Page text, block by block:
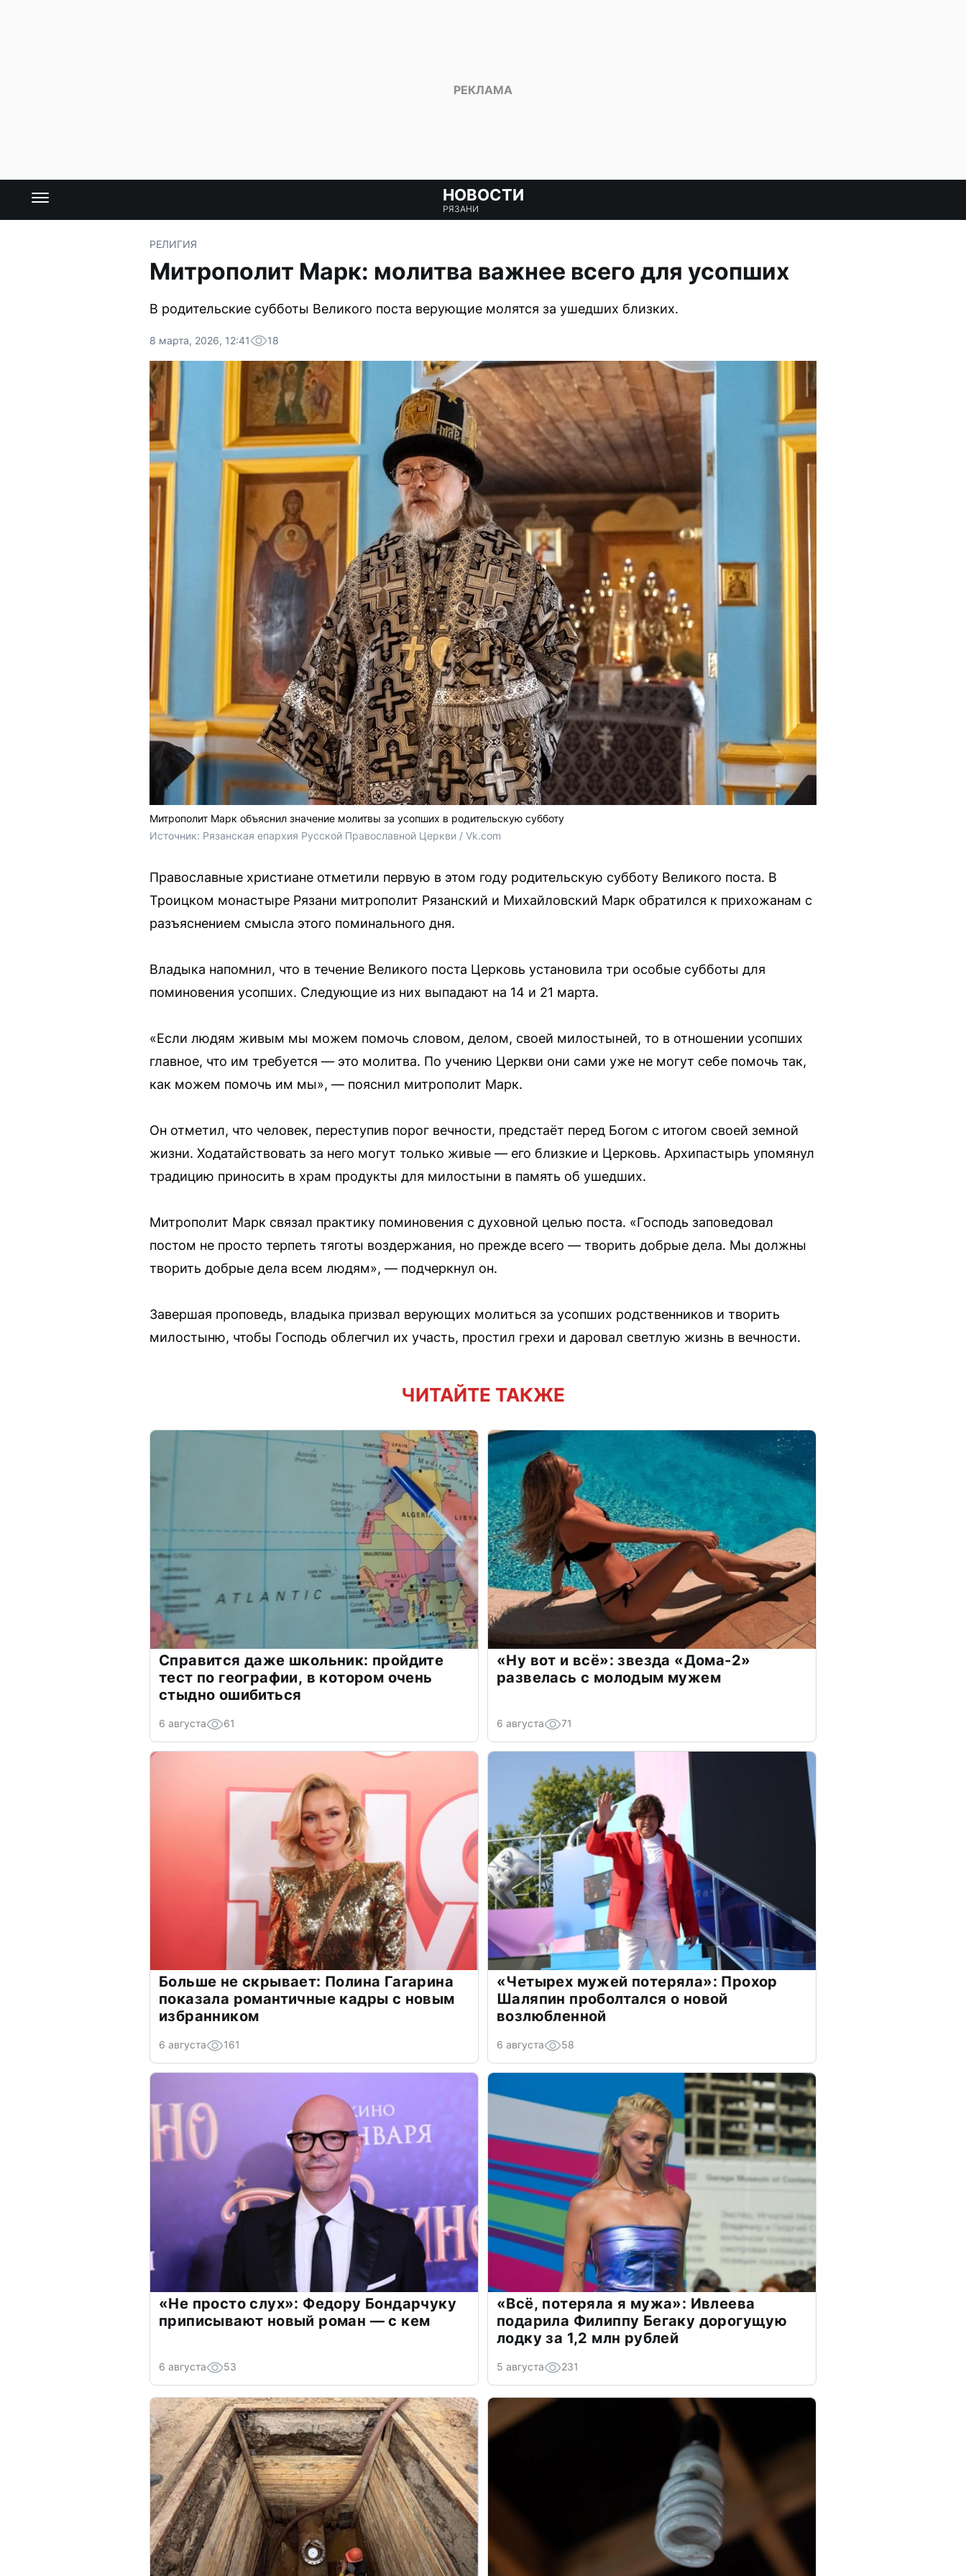
НОВОСТИ
РЯЗАНИ
РЕЛИГИЯ
Митрополит Марк: молитва важнее всего для усопших
В родительские субботы Великого поста верующие молятся за ушедших близких.
8 марта, 2026, 12:41 18
Митрополит Марк объяснил значение молитвы за усопших в родительскую субботу
Источник: Рязанская епархия Русской Православной Церкви / Vk.com
Православные христиане отметили первую в этом году родительскую субботу Великого поста. В
Троицком монастыре Рязани митрополит Рязанский и Михайловский Марк обратился к прихожанам с
разъяснением смысла этого поминального дня.
Владыка напомнил, что в течение Великого поста Церковь установила три особые субботы для
поминовения усопших. Следующие из них выпадают на 14 и 21 марта.
«Если людям живым мы можем помочь словом, делом, своей милостыней, то в отношении усопших
главное, что им требуется — это молитва. По учению Церкви они сами уже не могут себе помочь так,
как можем помочь им мы», — пояснил митрополит Марк.
Он отметил, что человек, переступив порог вечности, предстаёт перед Богом с итогом своей земной
жизни. Ходатайствовать за него могут только живые — его близкие и Церковь. Архипастырь упомянул
традицию приносить в храм продукты для милостыни в память об ушедших.
Митрополит Марк связал практику поминовения с духовной целью поста. «Господь заповедовал
постом не просто терпеть тяготы воздержания, но прежде всего — творить добрые дела. Мы должны
творить добрые дела всем людям», — подчеркнул он.
Завершая проповедь, владыка призвал верующих молиться за усопших родственников и творить
милостыню, чтобы Господь облегчил их участь, простил грехи и даровал светлую жизнь в вечности.
ЧИТАЙТЕ ТАКЖЕ
Справится даже школьник: пройдите
тест по географии, в котором очень
стыдно ошибиться
6 августа 61
«Ну вот и всё»: звезда «Дома-2»
развелась с молодым мужем
6 августа 71
Больше не скрывает: Полина Гагарина
показала романтичные кадры с новым
избранником
6 августа 161
«Четырех мужей потеряла»: Прохор
Шаляпин проболтался о новой
возлюбленной
6 августа 58
«Не просто слух»: Федору Бондарчуку
приписывают новый роман — с кем
6 августа 53
«Всё, потеряла я мужа»: Ивлеева
подарила Филиппу Бегаку дорогущую
лодку за 1,2 млн рублей
5 августа 231